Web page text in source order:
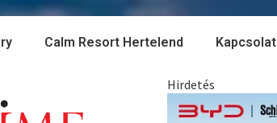
Calm Resort Hertelend Kapcsolat
Hirdetés